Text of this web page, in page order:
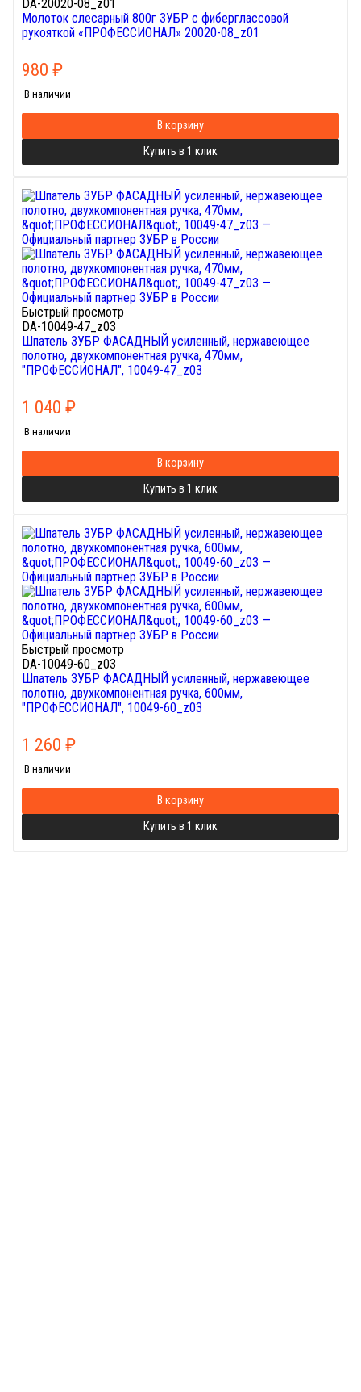
DA-20020-08_z01
Молоток слесарный 800г ЗУБР с фиберглассовой
рукояткой «ПРОФЕССИОНАЛ» 20020-08_z01
980 ₽
В наличии
В корзину
Купить в 1 клик
Быстрый просмотр
DA-10049-47_z03
Шпатель ЗУБР ФАСАДНЫЙ усиленный, нержавеющее
полотно, двухкомпонентная ручка, 470мм,
"ПРОФЕССИОНАЛ", 10049-47_z03
1 040 ₽
В наличии
В корзину
Купить в 1 клик
Быстрый просмотр
DA-10049-60_z03
Шпатель ЗУБР ФАСАДНЫЙ усиленный, нержавеющее
полотно, двухкомпонентная ручка, 600мм,
"ПРОФЕССИОНАЛ", 10049-60_z03
1 260 ₽
В наличии
В корзину
Купить в 1 клик